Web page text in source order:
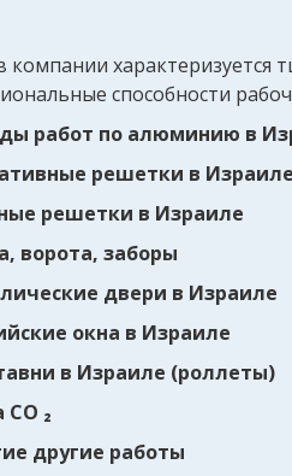
компании
способности
работ по алюминию в
решетки в Израиле
решетки в Израиле
ворота, заборы
двери в Израиле
окна в Израиле
в Израиле (роллеты)
CO ₂
другие работы